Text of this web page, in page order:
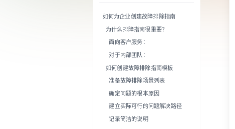
如何创建故障排除指南模板
准备故障排除场景列表
确定问题的根本原因
建立实际可行的问题解决路径
记录简洁的说明
包含视觉内容
测试与迭代
详细故障排除指南示例
AWS 故障排除指南